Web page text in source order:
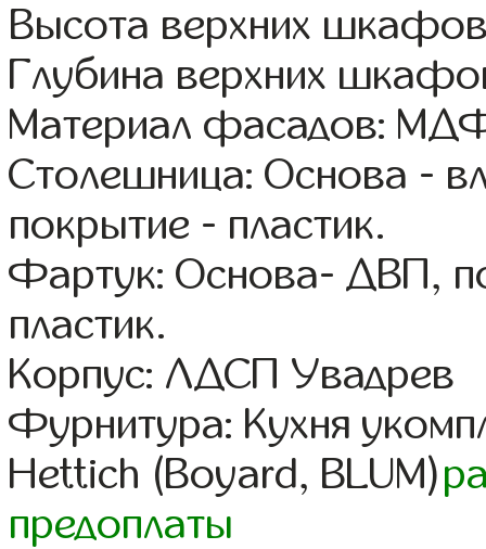
Высота верхних
Глубина верхних
Материал фасадов:
Столешница: Основа -
покрытие - пластик.
Фартук: Основа- ДВП,
пластик.
Корпус: ЛДСП Увадрев
Фурнитура: Кухня
Hettich (Boyard, BLUM)
предоплаты